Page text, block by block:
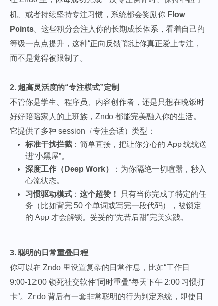
机、或者持续坚持专注习惯，系统都会奖励你 Flow
Points。这些积分会注入你的长期成长体系，看着自己的
等级一点点提升，这种“正向反馈”能让你真正爱上专注，
而不是觉得被限制了。
2. 超高灵活度的“专注模式”定制
不管你是学生、程序员、内容创作者，还是只想在晚饭时
好好陪陪家人的上班族，Zndo 都能完美融入你的生活。
它提供了多种 session（专注会话）类型：
标准干扰拦截 ：简单直接，把让你分心的 App 统统送
进“小黑屋”。
深度工作（Deep Work）
：为你隔绝一切喧嚣，秒入
心流状态。
习惯驱动模式 ： 这个超赞！
只有当你完成了特定的任
务（比如背完 50 个单词或写完一段代码），被锁定
的 App 才会解锁。妥妥的“先苦后甜”完美实践。
3. 聪明的日常重叠日程
你可以在 Zndo 里设置复杂的日常作息，比如“工作日
9:00-12:00 锁死社交软件”同时重叠“每天下午 2:00 习惯打
卡”。Zndo 背后有一套非常聪明的行为判定系统，即使日